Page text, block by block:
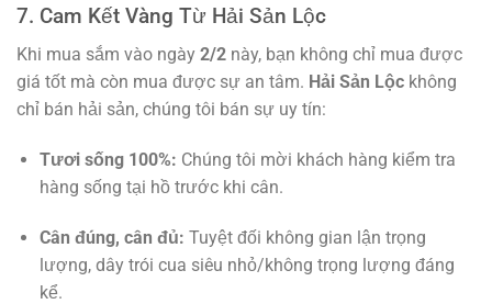
7. Cam Kết Vàng Từ Hải Sản Lộc
Khi mua sắm vào ngày 2/2 này, bạn không chỉ mua được
giá tốt mà còn mua được sự an tâm. Hải Sản Lộc không
chỉ bán hải sản, chúng tôi bán sự uy tín:
Tươi sống 100%: Chúng tôi mời khách hàng kiểm tra
hàng sống tại hồ trước khi cân.
Cân đúng, cân đủ: Tuyệt đối không gian lận trọng
lượng, dây trói cua siêu nhỏ/không trọng lượng đáng
kể.